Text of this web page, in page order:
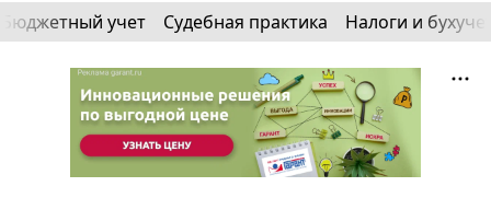
Бюджетный учет Судебная практика Налоги и